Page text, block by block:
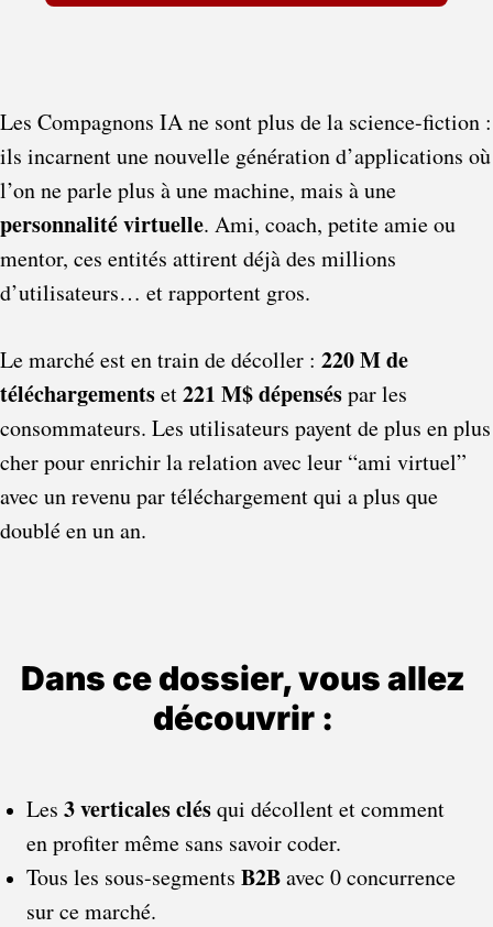
Les Compagnons IA ne sont plus de la science-fiction :
ils incarnent une nouvelle génération d’applications où
personnalité virtuelle. Ami, coach, petite amie ou
mentor, ces entités attirent déjà des millions
d’utilisateurs… et rapportent gros.
Le marché est en train de décoller : 220 M de
téléchargements et 221 M$ dépensés par les
consommateurs. Les utilisateurs payent de plus en plus
cher pour enrichir la relation avec leur “ami virtuel”
avec un revenu par téléchargement qui a plus que
doublé en un an.
Dans ce dossier, vous allez
découvrir :
Les 3 verticales clés qui décollent et comment
en profiter même sans savoir coder.
Tous les sous-segments B2B avec 0 concurrence
sur ce marché.